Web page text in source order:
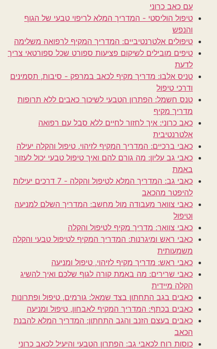
עם כאב כרוני
טיפול הוליסטי - המדריך המלא לריפוי טבעי של הגוף
והנפש
טיפולים אלטרנטיביים: המדריך המקיף לרפואה משלימה
טיפים מובילים לשיקום פציעות ספורט שכל ספורטאי צריך
לדעת
טניס אלבו: מדריך מקיף לכאב במרפק - סיבות, תסמינים
ודרכי טיפול
טנס חשמל: הפתרון הטבעי לשיכוך כאבים ללא תרופות
מדריך מקיף
כאב כרוני: איך לחזור לחיים ללא סבל עם רפואה
אלטרנטיבית
כאבי ברכיים: המדריך המקיף לזיהוי, טיפול והקלה יעילה
כאבי גב עליון: מה גורם להם ואיך טיפול טבעי יכול לעזור
באמת
כאבי גב: המדריך המלא לטיפול והקלה - 7 דרכים יעילות
להיפטר מהכאב
כאבי צוואר מעבודה מול מחשב: המדריך השלם למניעה
וטיפול
כאבי צוואר: מדריך מקיף לטיפול והקלה
כאבי ראש ומיגרנות: המדריך המקיף לטיפול טבעי והקלה
משמעותית
כאבי ראש: מדריך מקיף לזיהוי, טיפול ומניעה
כאבי שרירים: מה באמת קורה לגוף שלכם ואיך להשיג
הקלה מיידית
כאבים בגב התחתון בצד שמאל: גורמים, טיפול ופתרונות
כאבים בכתף: המדריך המקיף לאבחון, טיפול ומניעה
כאבים בעצם הזנב והגב התחתון: המדריך המלא להבנת
הכאב
כוסות רוח לכאבי גב: הפתרון הטבעי והיעיל לכאב כרוני